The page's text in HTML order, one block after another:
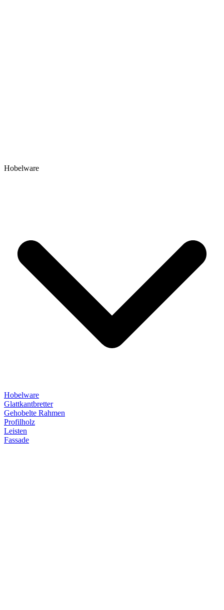
Hobelware
Hobelware
Glattkantbretter
Gehobelte Rahmen
Profilholz
Leisten
Fassade